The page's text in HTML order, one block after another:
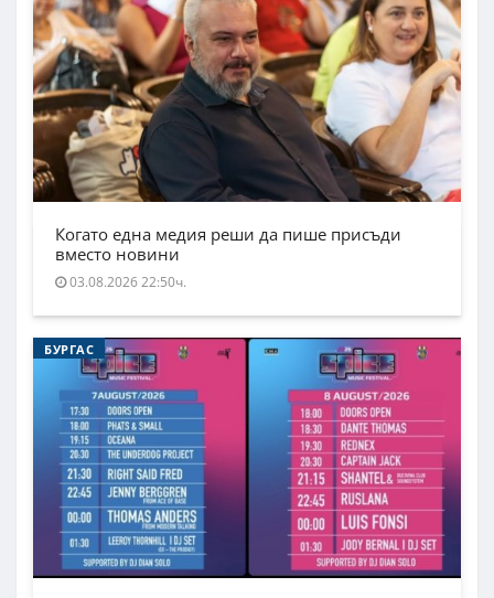
Когато една медия реши да пише присъди
вместо новини
03.08.2026 22:50ч.
БУРГАС